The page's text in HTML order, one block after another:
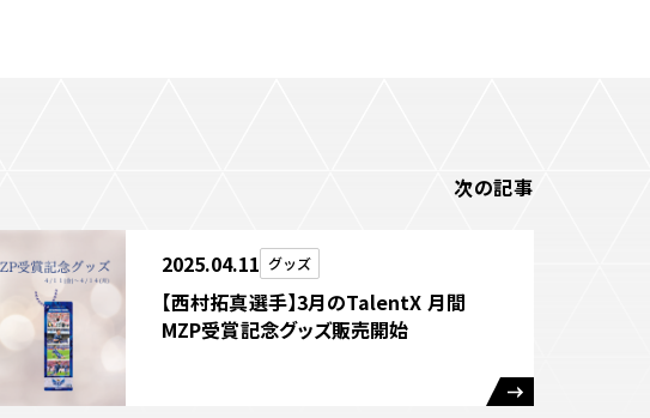
次の記事
2025.04.11 グッズ
【西村拓真選手】3月のTalentX 月間
MZP受賞記念グッズ販売開始